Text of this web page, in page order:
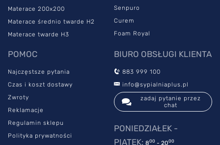
Materace 200x200
Materace średnio twarde H2
Materace twarde H3
Senpuro
Curem
Foam Royal
POMOC
Najczęstsze pytania
Czas i koszt dostawy
Zwroty
Reklamacje
Regulamin sklepu
Polityka prywatności
BIURO OBSŁUGI KLIENTA
883 999 100
info@sypialniaplus.pl
zadaj pytanie przez
chat
PONIEDZIAŁEK -
PIĄTEK: 800 - 2000